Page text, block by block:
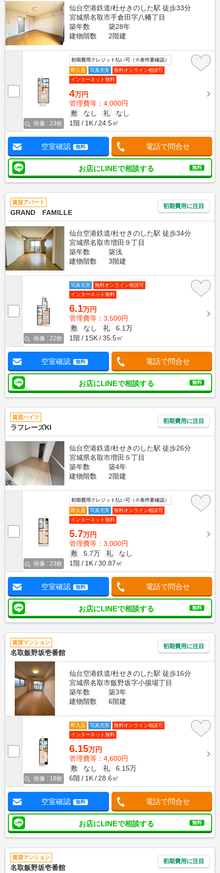
仙台空港鉄道/杜せきのした駅 徒歩33分
宮城県名取市手倉田字八幡丁目
築年数
築28年
建物階数
2階建
画像 : 23枚
初期費用クレジット払い可（※条件要確認）
即入居
写真充実
無料オンライン相談可
インターネット無料
4万円
管理費等：4,000円
敷
なし 礼
なし
1階
1K 24.5㎡
空室確認 無料 電話で問合せ
お店にLINEで相談する 無料
賃貸アパート
GRAND FAMILLE
初期費用に注目
仙台空港鉄道/杜せきのした駅 徒歩34分
宮城県名取市増田９丁目
築年数
築浅
建物階数
3階建
画像 : 22枚
写真充実
無料オンライン相談可
インターネット無料
6.1万円
管理費等：3,500円
敷
なし 礼
6.1万
1階
1SK 35.5㎡
空室確認 無料 電話で問合せ
お店にLINEで相談する 無料
賃貸ハイツ
ラフレーズKI
初期費用に注目
仙台空港鉄道/杜せきのした駅 徒歩26分
宮城県名取市増田５丁目
築年数
築4年
建物階数
2階建
画像 : 23枚
初期費用クレジット払い可（※条件要確認）
即入居
写真充実
無料オンライン相談可
インターネット無料
5.7万円
管理費等：3,000円
敷
5.7万 礼
なし
1階
1K 30.87㎡
空室確認 無料 電話で問合せ
お店にLINEで相談する 無料
賃貸マンション
名取飯野坂壱番館
初期費用に注目
仙台空港鉄道/杜せきのした駅 徒歩16分
宮城県名取市飯野坂字小揚場丁目
築年数
築3年
建物階数
6階建
画像 : 18枚
即入居 写真充実
無料オンライン相談可
インターネット無料
6.15万円
管理費等：4,600円
敷
なし 礼
6.15万
6階
1K 28.6㎡
空室確認 無料 電話で問合せ
お店にLINEで相談する 無料
賃貸マンション
名取飯野坂壱番館
初期費用に注目